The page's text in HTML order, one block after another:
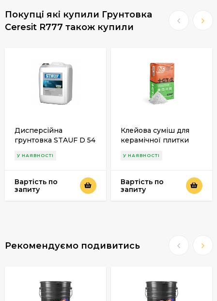
Покупці які купили Грунтовка
Ceresit R777 також купили
Дисперсійна
грунтовка STAUF D 54
У НАЯВНОСТІ
Вартість по
запиту
Клейова суміш для
керамічної плитки
У НАЯВНОСТІ
Вартість по
запиту
Рекомендуємо подивитись